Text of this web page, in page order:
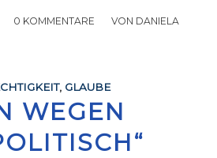
0 KOMMENTARE
/ VON DANIELA
, GLAUBE
WEGEN